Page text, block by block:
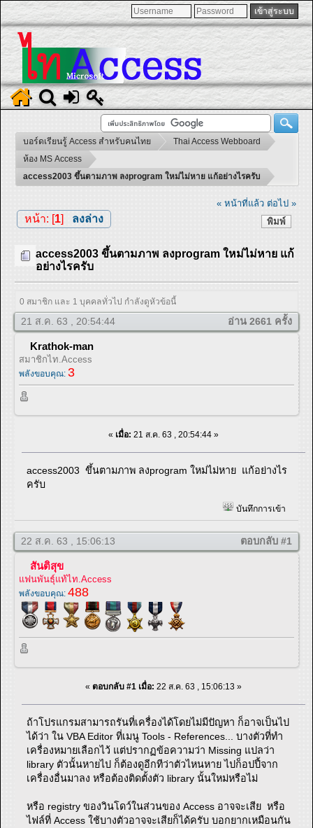
บอร์ดเรียนรู้ Access สำหรับคนไทย
Thai Access Webboard
ห้อง MS Access
access2003 ขึ้นตามภาพ ลงprogram ใหม่ไม่หาย แก้อย่างไรครับ
« หน้าที่แล้ว ต่อไป »
พิมพ์
หน้า: [1] ลงล่าง
access2003 ขึ้นตามภาพ ลงprogram ใหม่ไม่หาย แก้
อย่างไรครับ
0 สมาชิก และ 1 บุคคลทั่วไป กำลังดูหัวข้อนี้
21 ส.ค. 63 , 20:54:44 อ่าน 2661 ครั้ง
Krathok-man
สมาชิกไท.Access
พลังขอบคุณ: 3
« เมื่อ: 21 ส.ค. 63 , 20:54:44 »
access2003 ขึ้นตามภาพ ลงprogram ใหม่ไม่หาย แก้อย่างไร
ครับ
บันทึกการเข้า
22 ส.ค. 63 , 15:06:13 ตอบกลับ #1
สันติสุข
แฟนพันธุ์แท้ไท.Access
พลังขอบคุณ: 488
« ตอบกลับ #1 เมื่อ: 22 ส.ค. 63 , 15:06:13 »
ถ้าโปรแกรมสามารถรันที่เครื่องได้โดยไม่มีปัญหา ก็อาจเป็นไป
ได้ว่า ใน VBA Editor ที่เมนู Tools - References... บางตัวที่ทำ
เครื่องหมายเลือกไว้ แต่ปรากฏข้อความว่า Missing แปลว่า
library ตัวนั้นหายไป ก็ต้องดูอีกทีว่าตัวไหนหาย ไปก็อปปี้จาก
เครื่องอื่นมาลง หรือต้องติดตั้งตัว library นั้นใหม่หรือไม่
หรือ registry ของวินโดว์ในส่วนของ Access อาจจะเสีย หรือ
ไฟล์ที่ Access ใช้บางตัวอาจจะเสียก็ได้ครับ บอกยากเหมือนกัน